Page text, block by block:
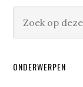
ONDERWERPEN